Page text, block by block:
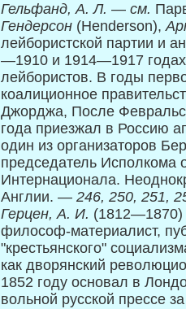
Гельфанд, А. Л. — см.
Гендерсон (Henderson),
лейбористской партии и
—1910 и 1914—1917
лейбористов. В годы
коалиционное
Джорджа, После
года приезжал в Россию
один из организаторов
председатель Исполкома
Интернационала.
Англии. — 246, 250, 251,
Герцен, А. И. (1812—1870)
философ-материалист,
"крестьянского"
как дворянский
1852 году основал в
вольной русской прессе